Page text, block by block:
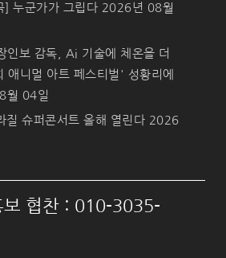
] 누군가가 그립다 2026년 08월
보 감독, Ai 기술에 체온을 더
니멀 아트 페스티벌' 성황리에
월 04일
슈퍼콘서트 올해 열린다 2026
보 협찬 : 010-3035-